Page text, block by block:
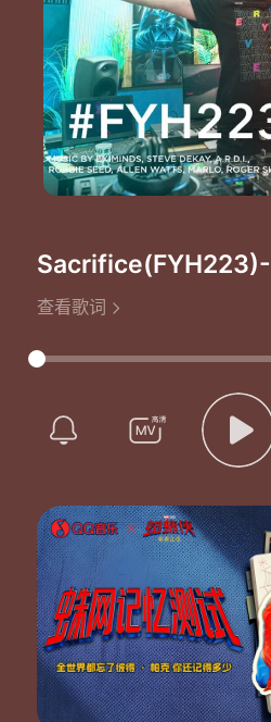
Sacrifice(FYH223)
查看歌词